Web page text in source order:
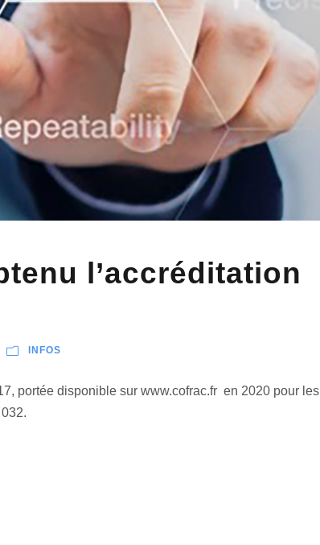
l’accréditation
INFOS
portée disponible sur www.cofrac.fr en 2020 pour les